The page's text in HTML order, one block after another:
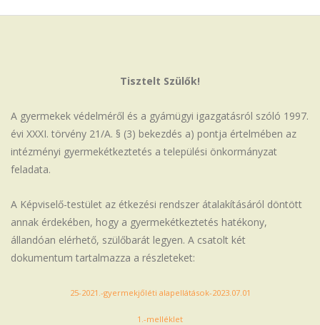
Iskola
Tisztelt Szülők!
A gyermekek védelméről és a gyámügyi igazgatásról szóló 1997.
évi XXXI. törvény 21/A. § (3) bekezdés a) pontja értelmében az
intézményi gyermekétkeztetés a települési önkormányzat
feladata.
A Képviselő-testület az étkezési rendszer átalakításáról döntött
annak érdekében, hogy a gyermekétkeztetés hatékony,
állandóan elérhető, szülőbarát legyen. A csatolt két
dokumentum tartalmazza a részleteket:
25-2021.-gyermekjőléti alapellátások-2023.07.01
1.-melléklet